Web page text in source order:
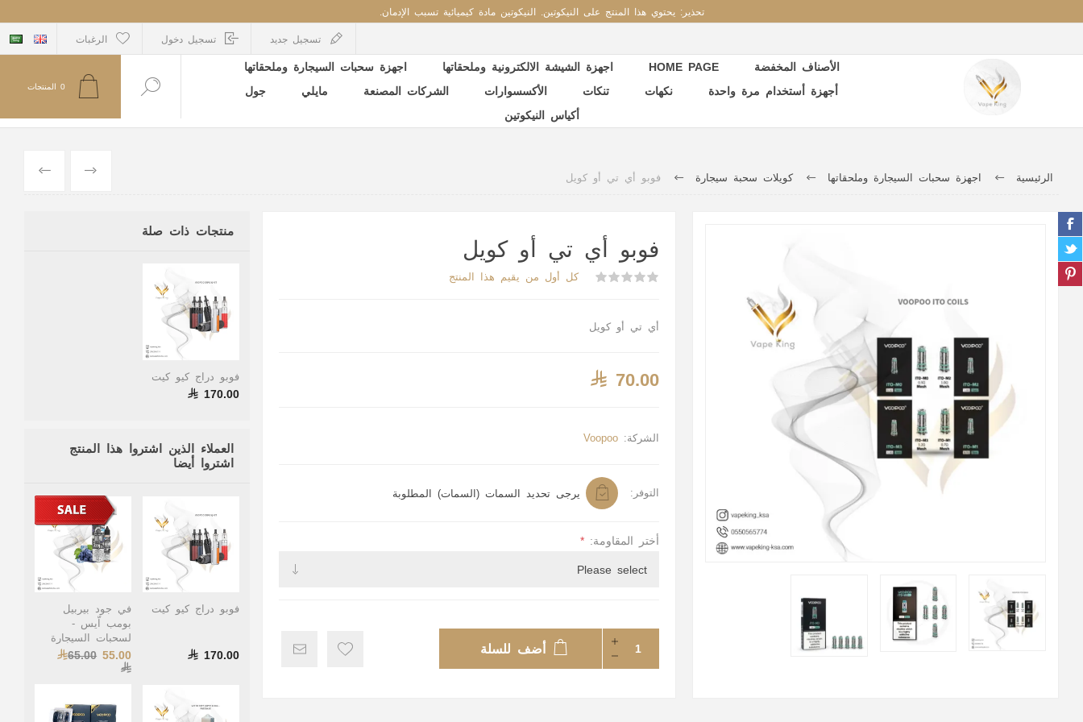
تحذير: يحتوي هذا المنتج على النيكوتين. النيكوتين مادة كيميائية تسبب الإدمان.
تسجيل جديد تسجيل دخول الرغبات
الأصناف المخفضة HOME PAGE اجهزة الشيشة الالكترونية وملحقاتها اجهزة سحبات السيجارة وملحقاتها
أجهزة أستخدام مرة واحدة نكهات تنكات الأكسسوارات الشركات المصنعة مايلي جول
أكياس النيكوتين
0 المنتجات
الرئيسية اجهزة سحبات السيجارة وملحقاتها كويلات سحبة سيجارة فوبو أي تي أو كويل
السابقالتالي
فوبو أي تي أو كويل
كل أول من يقيم هذا المنتج
أي تي أو كويل
70.00
الشركة: Voopoo
التوفر: يرجى تحديد السمات (السمات) المطلوبة
أختر المقاومة: *
أضف للسلة
منتجات ذات صلة
فوبو دراج كيو كيت
170.00
العملاء الذين اشتروا هذا المنتج
اشتروا أيضا
فوبو دراج كيو كيت
170.00
في جود بيربيل
بومب اّيس -
لسحبات السيجارة
55.00
65.00